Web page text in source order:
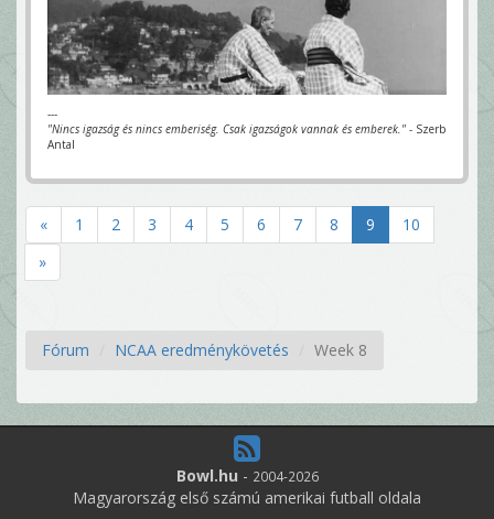
---
"Nincs igazság és nincs emberiség. Csak igazságok vannak és emberek." - Szerb
Antal
« 1 2 3 4 5 6 7 8 9
10
»
Fórum NCAA eredménykövetés Week 8
Bowl.hu - 2004-2026
Magyarország első számú amerikai futball oldala